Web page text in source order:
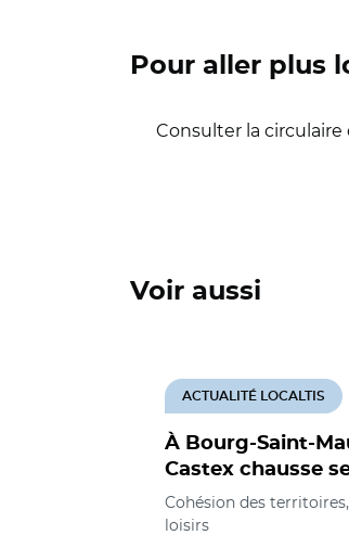
Pour aller plus
Consulter la circulaire
Voir aussi
À Bourg-Saint-
Castex chausse
ACTUALITÉ LOCALTIS
Cohésion des
loisirs